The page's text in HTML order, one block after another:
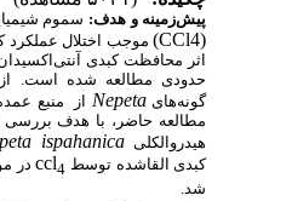
پیش‌زمینه و هدف: سموم
(CCl4)موجب اختلال عملکرد
اثر محافظت کبدی
حدودی مطالعه شده است. از
گونه‌هایNepeta از منبع
مطالعه حاضر، با هدف
هیدروالکلی ispahanica
کبدی القاشده توسط
ccl4
در
شد.